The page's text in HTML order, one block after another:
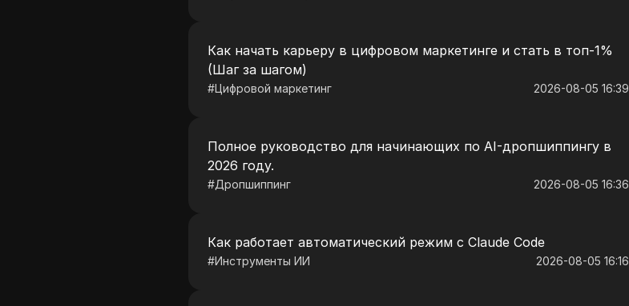
Как начать карьеру в цифровом маркетинге и стать в топ-1%
(Шаг за шагом)
#Цифровой маркетинг 2026-08-05 16:39
Полное руководство для начинающих по AI-дропшиппингу в
2026 году.
#Дропшиппинг 2026-08-05 16:36
Как работает автоматический режим с Claude Code
#Инструменты ИИ 2026-08-05 16:16